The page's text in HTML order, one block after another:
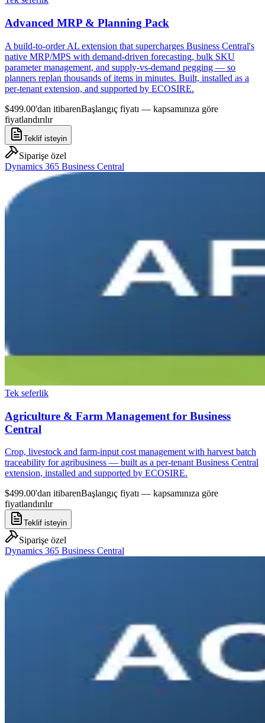
Advanced MRP & Planning Pack
A build-to-order AL extension that supercharges Business Central's
native MRP/MPS with demand-driven forecasting, bulk SKU
parameter management, and supply-vs-demand pegging — so
planners replan thousands of items in minutes. Built, installed as a
per-tenant extension, and supported by ECOSIRE.
$499.00'dan itibarenBaşlangıç fiyatı — kapsamınıza göre
fiyatlandırılır
Teklif isteyin
Siparişe özel
Dynamics 365 Business Central
Tek seferlik
Agriculture & Farm Management for Business
Central
Crop, livestock and farm-input cost management with harvest batch
traceability for agribusiness — built as a per-tenant Business Central
extension, installed and supported by ECOSIRE.
$499.00'dan itibarenBaşlangıç fiyatı — kapsamınıza göre
fiyatlandırılır
Teklif isteyin
Siparişe özel
Dynamics 365 Business Central